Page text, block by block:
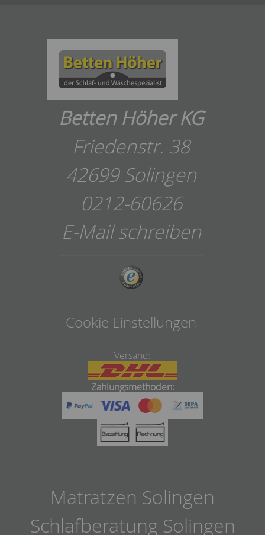
Betten Höher KG
Friedenstr. 38
42699 Solingen
0212-60626
E-Mail schreiben
Cookie Einstellungen
Versand:
Zahlungsmethoden:
Matratzen Solingen
Schlafberatung Solingen